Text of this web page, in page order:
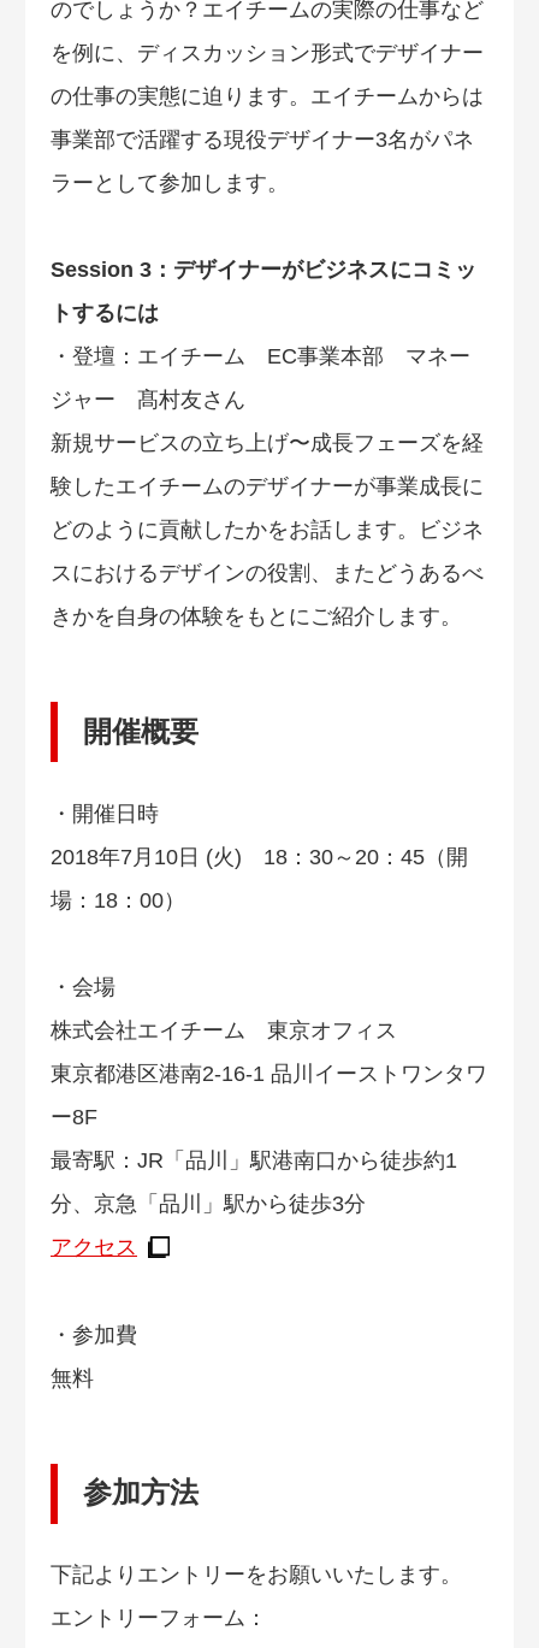
のでしょうか？エイチームの実際の仕事など
を例に、ディスカッション形式でデザイナー
の仕事の実態に迫ります。エイチームからは
事業部で活躍する現役デザイナー3名がパネ
ラーとして参加します。
Session 3：デザイナーがビジネスにコミッ
トするには
・登壇：エイチーム EC事業本部 マネー
ジャー 髙村友さん
新規サービスの立ち上げ〜成長フェーズを経
験したエイチームのデザイナーが事業成長に
どのように貢献したかをお話します。ビジネ
スにおけるデザインの役割、またどうあるべ
きかを自身の体験をもとにご紹介します。
開催概要
・開催日時
2018年7月10日 (火) 18：30～20：45（開
場：18：00）
・会場
株式会社エイチーム 東京オフィス
東京都港区港南2-16-1 品川イーストワンタワ
ー8F
最寄駅：JR「品川」駅港南口から徒歩約1
分、京急「品川」駅から徒歩3分
アクセス
・参加費
無料
参加方法
下記よりエントリーをお願いいたします。
エントリーフォーム：